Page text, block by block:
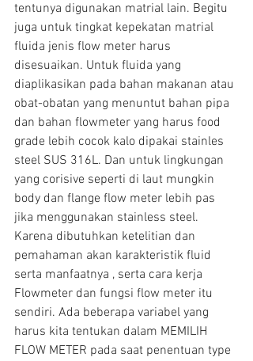
tentunya digunakan matrial lain. Begitu
juga untuk tingkat kepekatan matrial
fluida jenis flow meter harus
disesuaikan. Untuk fluida yang
diaplikasikan pada bahan makanan atau
obat-obatan yang menuntut bahan pipa
dan bahan flowmeter yang harus food
grade lebih cocok kalo dipakai stainles
steel SUS 316L. Dan untuk lingkungan
yang corisive seperti di laut mungkin
body dan flange flow meter lebih pas
jika menggunakan stainless steel.
Karena dibutuhkan ketelitian dan
pemahaman akan karakteristik fluid
serta manfaatnya , serta cara kerja
Flowmeter dan fungsi flow meter itu
sendiri. Ada beberapa variabel yang
harus kita tentukan dalam MEMILIH
FLOW METER pada saat penentuan type